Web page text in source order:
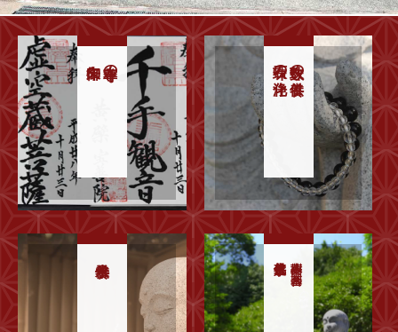
守本尊の 数珠の供養
珠石の浄化